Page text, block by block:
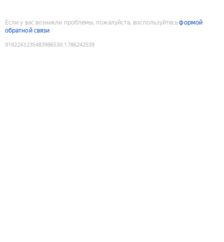
Если у вас возникли проблемы, пожалуйста, воспользуйтесьформой
обратной связи
9192243235483986530:1786242539